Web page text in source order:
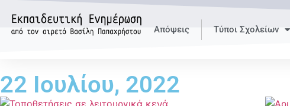
Απόψεις Τύποι Σχολείων
22 Ιουλίου, 2022